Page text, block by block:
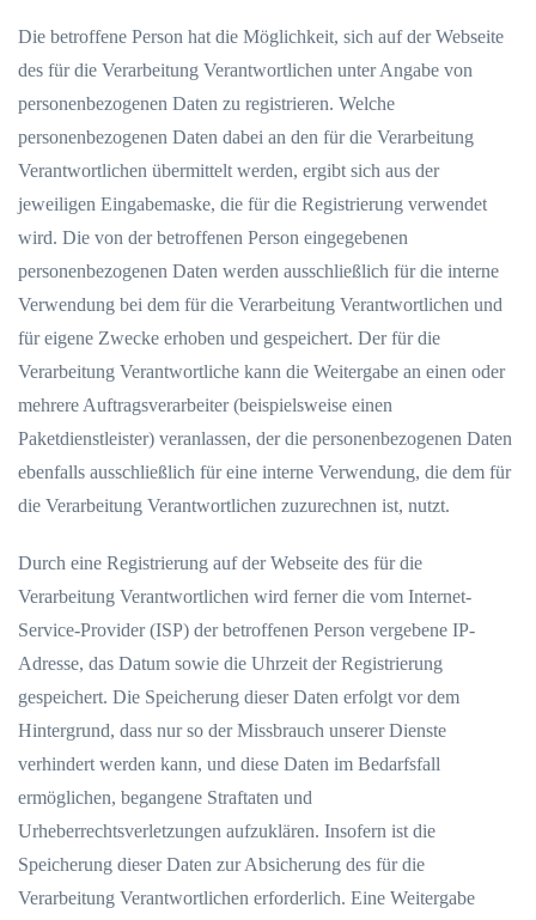
Die betroffene Person hat die Möglichkeit, sich auf der Webseite
des für die Verarbeitung Verantwortlichen unter Angabe von
personenbezogenen Daten zu registrieren. Welche
personenbezogenen Daten dabei an den für die Verarbeitung
Verantwortlichen übermittelt werden, ergibt sich aus der
jeweiligen Eingabemaske, die für die Registrierung verwendet
wird. Die von der betroffenen Person eingegebenen
personenbezogenen Daten werden ausschließlich für die interne
Verwendung bei dem für die Verarbeitung Verantwortlichen und
für eigene Zwecke erhoben und gespeichert. Der für die
Verarbeitung Verantwortliche kann die Weitergabe an einen oder
mehrere Auftragsverarbeiter (beispielsweise einen
Paketdienstleister) veranlassen, der die personenbezogenen Daten
ebenfalls ausschließlich für eine interne Verwendung, die dem für
die Verarbeitung Verantwortlichen zuzurechnen ist, nutzt.
Durch eine Registrierung auf der Webseite des für die
Verarbeitung Verantwortlichen wird ferner die vom Internet-
Service-Provider (ISP) der betroffenen Person vergebene IP-
Adresse, das Datum sowie die Uhrzeit der Registrierung
gespeichert. Die Speicherung dieser Daten erfolgt vor dem
Hintergrund, dass nur so der Missbrauch unserer Dienste
verhindert werden kann, und diese Daten im Bedarfsfall
ermöglichen, begangene Straftaten und
Urheberrechtsverletzungen aufzuklären. Insofern ist die
Speicherung dieser Daten zur Absicherung des für die
Verarbeitung Verantwortlichen erforderlich. Eine Weitergabe